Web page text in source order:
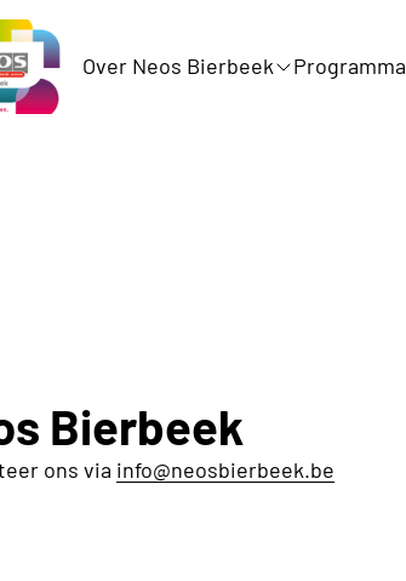
Over Neos Bierbeek Programma
Bierbeek
ons via info@neosbierbeek.be